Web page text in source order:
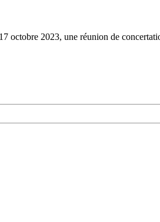
octobre 2023, une réunion de